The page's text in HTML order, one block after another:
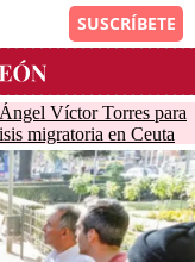
Víctor Torres para
migratoria en Ceuta